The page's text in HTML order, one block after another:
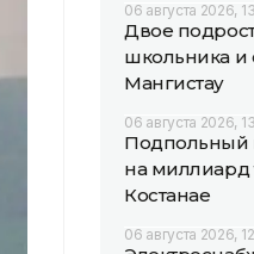
06 августа 2026,
Двое
школьника и
Мангистау
06 августа 2026,
Подпольный
на миллиард
Костанае
06 августа 2026,